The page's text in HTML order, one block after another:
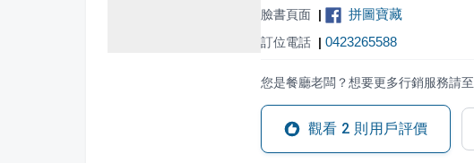
臉書頁面 | 拼圖寶藏
訂位電話 | 0423265588
您是餐廳老闆？想要更多行銷服務請至
觀看 2 則用戶評價